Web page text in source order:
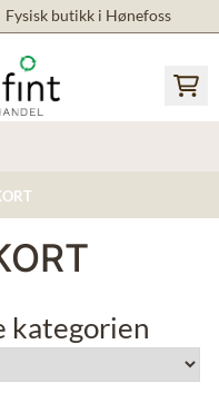
butikk i Hønefoss
kategorien